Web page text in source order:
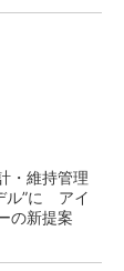
・維持管理
ル”に アイ
の新提案